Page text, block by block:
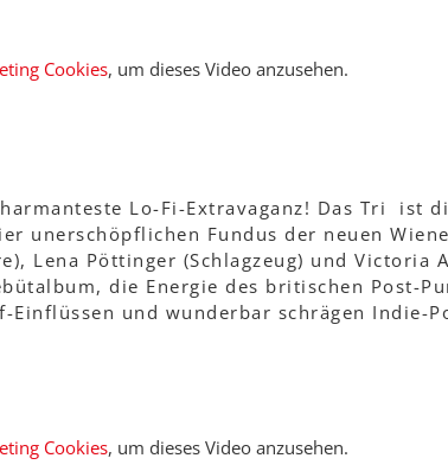
Cookies, um dieses Video anzusehen.
Lo-Fi-Extravaganz! Das Tri ist
unerschöpflichen Fundus der neuen
Lena Pöttinger (Schlagzeug) und Victoria
die Energie des britischen Post-
Einflüssen und wunderbar schrägen Indie-
Cookies, um dieses Video anzusehen.